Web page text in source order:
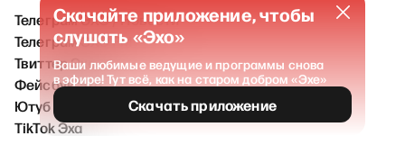
Скачайте приложение, чтобы
слушать «Эхо»
Ваши любимые ведущие и программы снова
в эфире! Тут всё, как на старом добром «Эхе»
Скачать приложение
Телеграм ЭХО / Новости
Телеграм ЭХО FM
Твиттер Эха
Фейсбук Эха
Ютуб Эха
TikTok Эха